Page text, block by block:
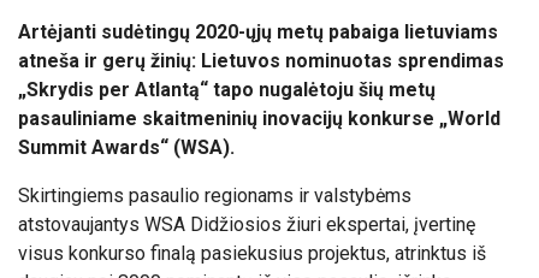
Artėjanti sudėtingų 2020-ųjų metų pabaiga lietuviams
atneša ir gerų žinių: Lietuvos nominuotas sprendimas
„Skrydis per Atlantą“ tapo nugalėtoju šių metų
pasauliniame skaitmeninių inovacijų konkurse „World
Summit Awards“ (WSA).
Skirtingiems pasaulio regionams ir valstybėms
atstovaujantys WSA Didžiosios žiuri ekspertai, įvertinę
visus konkurso finalą pasiekusius projektus, atrinktus iš